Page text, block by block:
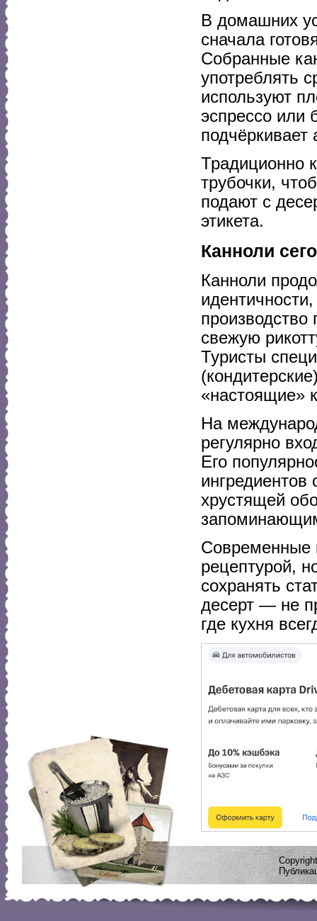
В домашних
сначала
Собранные
употреблять
используют
эспрессо или
подчёркивает
Традиционно
трубочки,
подают с
этикета.
Канноли
Канноли
свежую
Туристы
«настоящие»
На
регулярно
Его
ингредиентов
хрустящей
Современные
рецептурой,
сохранять
десерт — не
где кухня